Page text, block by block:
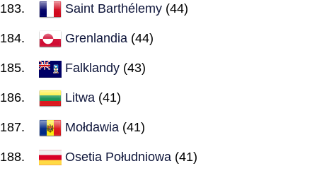
Saint Barthélemy (44)
Grenlandia (44)
Falklandy (43)
Litwa (41)
Mołdawia (41)
Osetia Południowa (41)